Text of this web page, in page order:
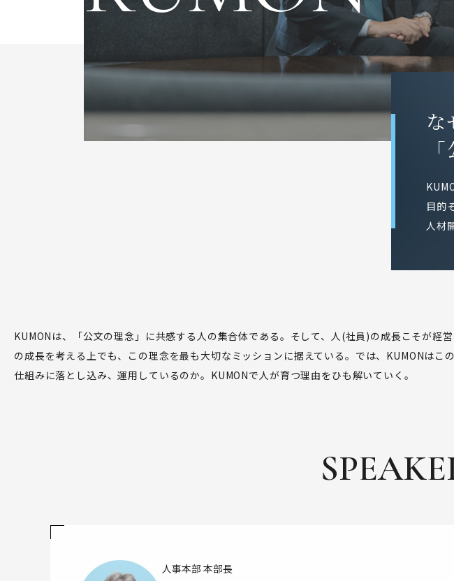
なぜ、KUMONで人は育つのか。
理念を個人の成長につなげる仕組みとは？
事業紹介
新卒・キャリア採用情報
な
目的
人材
KUMONは、「公文の理念」に共感する人の集合体である。そして、人(社員)の成長こそが経
の成長を考える上でも、この理念を最も大切なミッションに据えている。では、KUMONはこ
仕組みに落とし込み、運用しているのか。KUMONで人が育つ理由をひも解いていく。
人事本部 本部長